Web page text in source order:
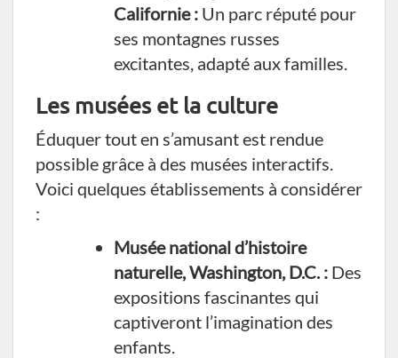
Californie : Un parc réputé pour
ses montagnes russes
excitantes, adapté aux familles.
Les musées et la culture
Éduquer tout en s’amusant est rendue
possible grâce à des musées interactifs.
Voici quelques établissements à considérer
:
Musée national d’histoire
naturelle, Washington, D.C. : Des
expositions fascinantes qui
captiveront l’imagination des
enfants.